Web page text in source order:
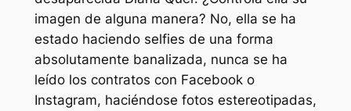
imagen de alguna manera? No, ella se ha
estado haciendo selfies de una forma
absolutamente banalizada, nunca se ha
leído los contratos con Facebook o
Instagram, haciéndose fotos estereotipadas,